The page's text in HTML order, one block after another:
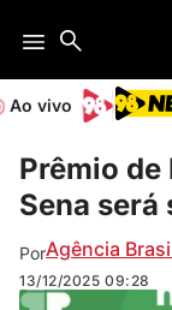
Ao vivo
Prêmio de
Sena será
PorAgência
13/12/2025 09:28